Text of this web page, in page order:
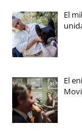
El
El